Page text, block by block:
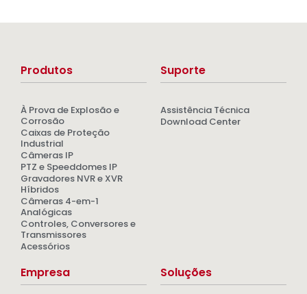
Produtos
À Prova de Explosão e
Corrosão
Caixas de Proteção
Industrial
Câmeras IP
PTZ e Speeddomes IP
Gravadores NVR e XVR
Híbridos
Câmeras 4-em-1
Analógicas
Controles, Conversores e
Transmissores
Acessórios
Suporte
Assistência Técnica
Download Center
Empresa Soluções